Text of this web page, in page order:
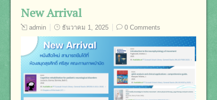
New Arrival
admin ธันวาคม 1, 2025 0 Comments